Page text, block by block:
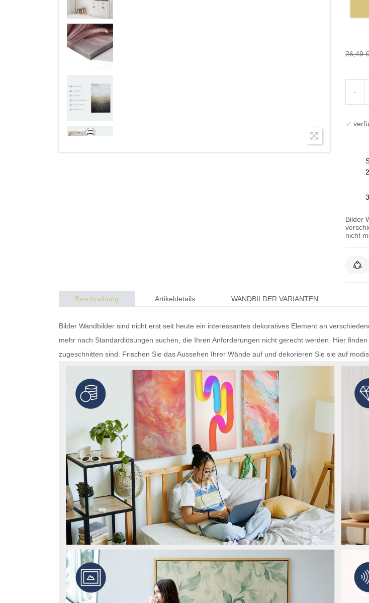
26,49 €
-
✓
Bilder
nicht
Beschreibung Artikeldetails WANDBILDER VARIANTEN
Bilder Wandbilder sind nicht erst seit heute ein interessantes dekoratives Element an
mehr nach Standardlösungen suchen, die Ihren Anforderungen nicht gerecht werden. Hier finden
zugeschnitten sind. Frischen Sie das Aussehen Ihrer Wände auf und dekorieren Sie sie auf